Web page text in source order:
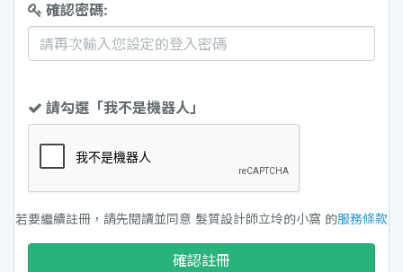
確認密碼:
請勾選「我不是機器人」
若要繼續註冊，請先閱讀並同意 髮質設計師立坽的小窩 的服務條款
確認註冊